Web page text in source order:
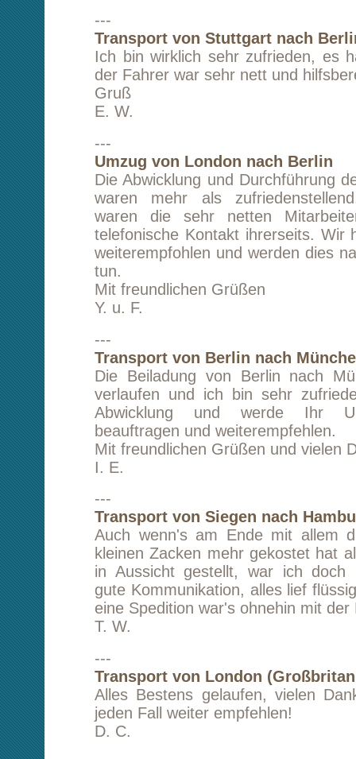
kompetenter und zuverlässiger Partner in
und Transport. Bis zum nächsten Mal alles
Sa. B.
Umzug Bruchsal nach Paris (Frankreich)
Der Umzug lief sehr gut ab. Die zwei jungen
C. T.
Transport von Uffing am Staffelsee nach
Vielen Dank für den schnellen und
Ich bin sehr zufrieden und werd Sie gern
schöne Grüße
H. S.
Transport von Berlin nach München
Ich war sehr zufrieden mit der
Anfragen und werde Sie auch
gelaufen!
S. B.
Umzug von Berlin nach München
Das von Herrn Lam geführte Unternehmen
kann ich bestens empfehlen. Herr Lam
hohe soziale Kompetenz, die in stressigen
nun Umzüge begleiten, zu Gunsten der
PhDr. N. R.
Transport von Hamburg nach Kirchheim a.
Der Transport einer hochwertigen
schnell und gut ausgeführt. Wir sind sehr
der gesamten Abwicklung des Auftrages.
G. S.
Transport von Hamburg nach Kassel
Zuverlässig, hilfsbereit und sehr zu
zufrieden. Sehr freundlich und dass
Stunde.
D. T.